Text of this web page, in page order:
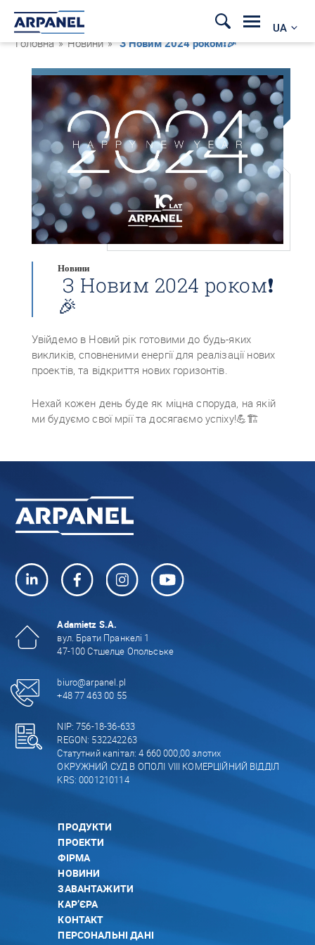
UA
Головна » Новини »З Новим 2024 роком❗🎉
Новини
З Новим 2024 роком❗
🎉
Увійдемо в Новий рік готовими до будь-яких
викликів, сповненими енергії для реалізації нових
проектів, та відкриття нових горизонтів.
Нехай кожен день буде як міцна споруда, на якій
ми будуємо свої мрії та досягаємо успіху!💪🏗️
Adamietz S.A.
вул. Брати Пранкелі 1
47-100 Стшелце Опольське
biuro@arpanel.pl
+48 77 463 00 55
NIP: 756-18-36-633
REGON: 532242263
Статутний капітал: 4 660 000,00 злотих
ОКРУЖНИЙ СУД В ОПОЛІ VIII КОМЕРЦІЙНИЙ ВІДДІЛ
KRS: 0001210114
ПРОДУКТИ
ПРОЕКТИ
ФІРМА
НОВИНИ
ЗАВАНТАЖИТИ
КАР’ЄРА
КОНТАКТ
ПЕРСОНАЛЬНІ ДАНІ